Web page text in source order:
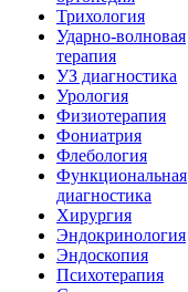
Трихология
Ударно-волновая
терапия
УЗ диагностика
Урология
Физиотерапия
Фониатрия
Флебология
Функциональная
диагностика
Хирургия
Эндокринология
Эндоскопия
Психотерапия